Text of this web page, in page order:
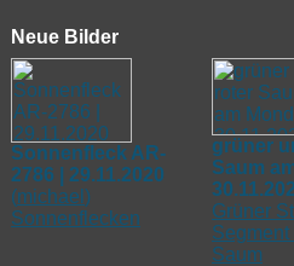
Neue Bilder
Sonnenfleck AR-
2786 | 29.11.2020
(michael )
Sonnenflecken
grüner
Saum
Grüner
Saum